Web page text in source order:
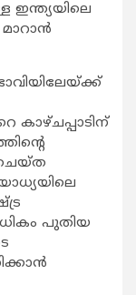
ഇന്ത്യയിലെ
കാഴ്ചപ്പാടിന്
പുതിയ